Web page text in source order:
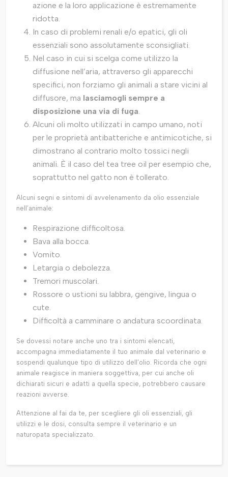
azione e la loro applicazione è estremamente
ridotta.
In caso di problemi renali e/o epatici, gli oli
essenziali sono assolutamente sconsigliati.
Nel caso in cui si scelga come utilizzo la
diffusione nell’aria, attraverso gli apparecchi
specifici, non forziamo gli animali a stare vicini al
diffusore, ma lasciamogli sempre a
disposizione una via di fuga.
Alcuni oli molto utilizzati in campo umano, noti
per le proprietà antibatteriche e antimicotiche, si
dimostrano al contrario molto tossici negli
animali. È il caso del tea tree oil per esempio che,
soprattutto nel gatto non è tollerato.
Alcuni segni e sintomi di avvelenamento da olio essenziale
nell’animale:
Respirazione difficoltosa.
Bava alla bocca.
Vomito.
Letargia o debolezza.
Tremori muscolari.
Rossore o ustioni su labbra, gengive, lingua o
cute.
Difficoltà a camminare o andatura scoordinata.
Se dovessi notare anche uno tra i sintomi elencati,
accompagna immediatamente il tuo animale dal veterinario e
sospendi qualunque tipo di utilizzo dell’olio. Ricorda che ogni
animale reagisce in maniera soggettiva, per cui anche oli
dichiarati sicuri e adatti a quella specie, potrebbero causare
reazioni avverse.
Attenzione al fai da te, per scegliere gli oli essenziali, gli
utilizzi e le dosi, consulta sempre il veterinario e un
naturopata specializzato.